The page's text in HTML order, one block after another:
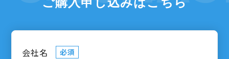
会社名 必須